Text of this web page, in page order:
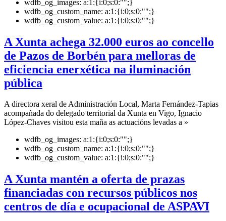
wdfb_og_images: a:1:{i:0;s:0:"";}
wdfb_og_custom_name: a:1:{i:0;s:0:"";}
wdfb_og_custom_value: a:1:{i:0;s:0:"";}
A Xunta achega 32.000 euros ao concello
de Pazos de Borbén para melloras de
eficiencia enerxética na iluminación
pública
A directora xeral de Administración Local, Marta Fernández-Tapias
acompañada do delegado territorial da Xunta en Vigo, Ignacio
López-Chaves visitou esta maña as actuacións levadas a »
wdfb_og_images: a:1:{i:0;s:0:"";}
wdfb_og_custom_name: a:1:{i:0;s:0:"";}
wdfb_og_custom_value: a:1:{i:0;s:0:"";}
A Xunta mantén a oferta de prazas
financiadas con recursos públicos nos
centros de día e ocupacional de ASPAVI